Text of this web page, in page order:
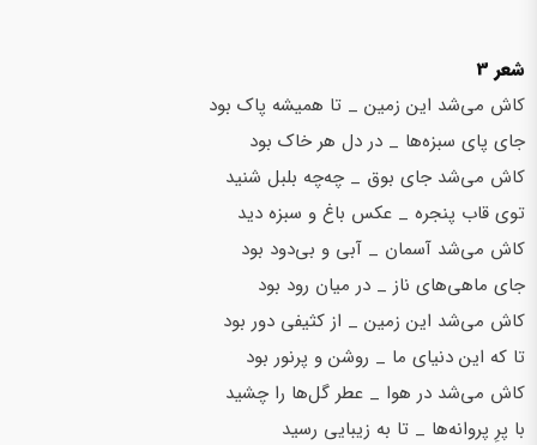
شعر 3
کاش می‌شد این زمین _ تا همیشه پاک بود
جای پای سبزه‌ها _ در دل هر خاک بود
کاش می‌شد جای بوق _ چه‌چه بلبل شنید
توی قاب پنجره _ عکس باغ و سبزه دید
کاش می‌شد آسمان _ آبی و بی‌دود بود
جای ماهی‌های ناز _ در میان رود بود
کاش می‌شد این زمین _ از کثیفی دور بود
تا که این دنیای ما _ روشن و پرنور بود
کاش می‌شد در هوا _ عطر گل‌ها را چشید
با پرِ پروانه‌ها _ تا به زیبایی رسید